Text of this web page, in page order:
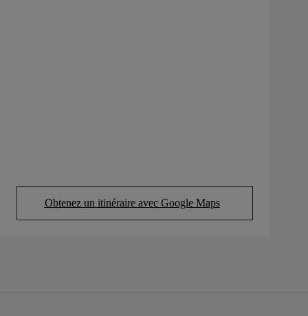
Obtenez un itinéraire avec Google Maps
(Opens in new tab)